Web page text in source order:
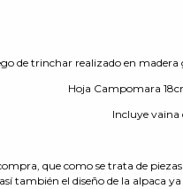
de trinchar realizado en madera
Hoja Campomara
Incluye vaina
que como se trata de
también el diseño de la alpaca